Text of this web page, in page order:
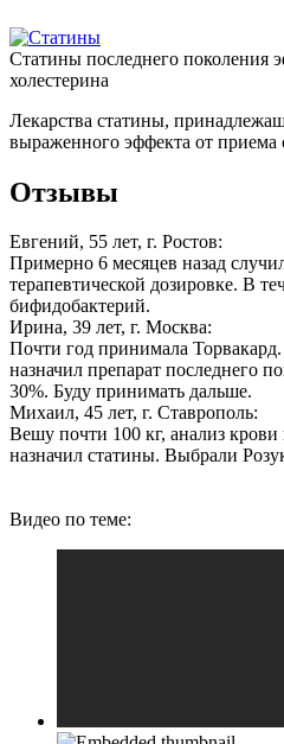
Статины последнего поколения
холестерина
Лекарства статины,
выраженного эффекта от приема
Отзывы
Евгений, 55 лет, г. Ростов:
Примерно 6 месяцев назад
терапевтической дозировке. В
бифидобактерий.
Ирина, 39 лет, г. Москва:
Почти год принимала
назначил препарат последнего
30%. Буду принимать дальше.
Михаил, 45 лет, г. Ставрополь:
Вешу почти 100 кг, анализ
назначил статины. Выбрали
Видео по теме: